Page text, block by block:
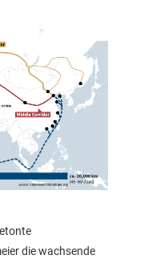
die wachsende